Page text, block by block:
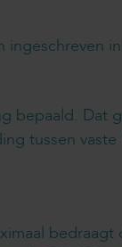
bepaald.
tussen
bedraagt